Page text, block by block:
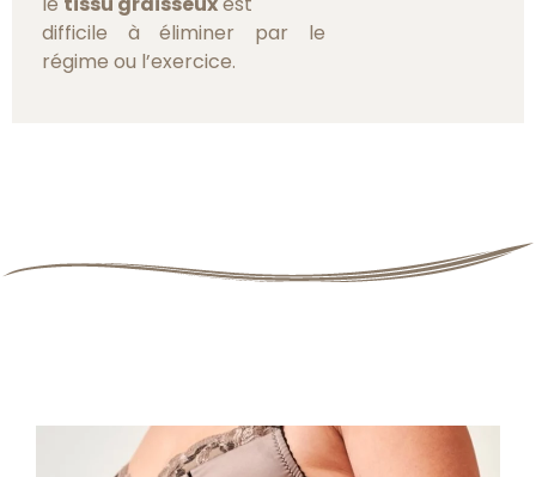
difficile à éliminer par le
régime ou l’exercice.